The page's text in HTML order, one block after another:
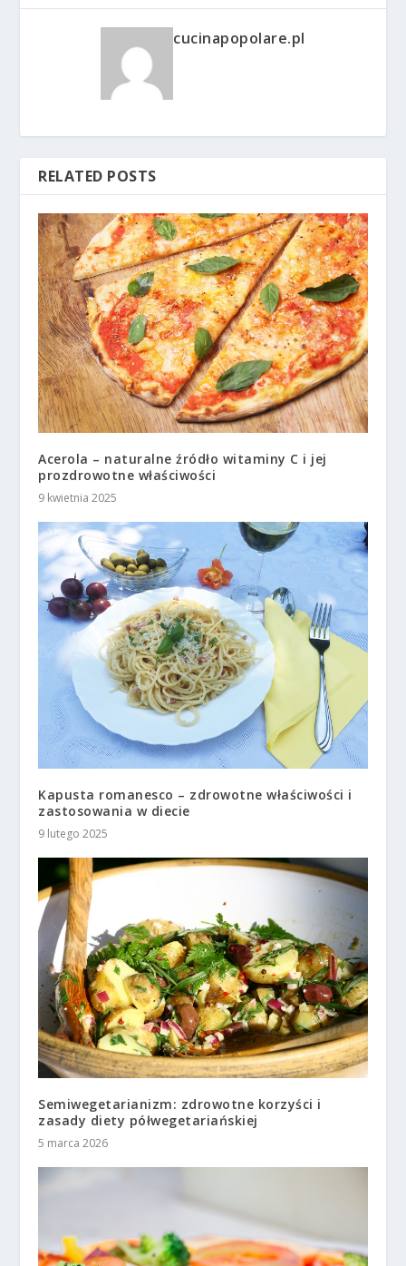
cucinapopolare.pl
RELATED POSTS
Acerola – naturalne źródło witaminy C i jej
prozdrowotne właściwości
9 kwietnia 2025
Kapusta romanesco – zdrowotne właściwości i
zastosowania w diecie
9 lutego 2025
Semiwegetarianizm: zdrowotne korzyści i
zasady diety półwegetariańskiej
5 marca 2026